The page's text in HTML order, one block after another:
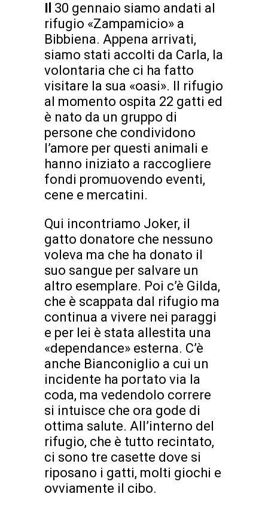
Il 30 gennaio siamo andati al
rifugio «Zampamicio» a
Bibbiena. Appena arrivati,
siamo stati accolti da Carla, la
volontaria che ci ha fatto
visitare la sua «oasi». Il rifugio
al momento ospita 22 gatti ed
è nato da un gruppo di
persone che condividono
l’amore per questi animali e
hanno iniziato a raccogliere
fondi promuovendo eventi,
cene e mercatini.
Qui incontriamo Joker, il
gatto donatore che nessuno
voleva ma che ha donato il
suo sangue per salvare un
altro esemplare. Poi c’è Gilda,
che è scappata dal rifugio ma
continua a vivere nei paraggi
e per lei è stata allestita una
«dependance» esterna. C’è
anche Bianconiglio a cui un
incidente ha portato via la
coda, ma vedendolo correre
si intuisce che ora gode di
ottima salute. All’interno del
rifugio, che è tutto recintato,
ci sono tre casette dove si
riposano i gatti, molti giochi e
ovviamente il cibo.